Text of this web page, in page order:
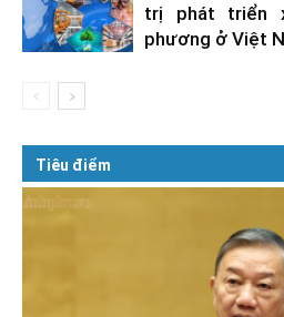
trị phát triển
phương ở Việt
Tiêu điểm